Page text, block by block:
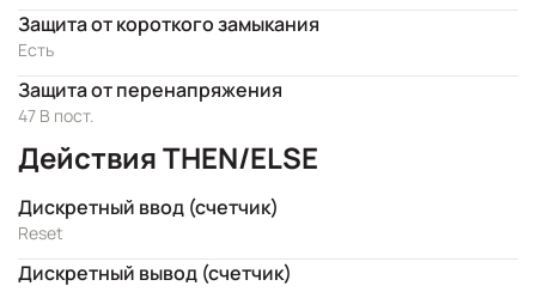
Защита от короткого замыкания
Есть
Защита от перенапряжения
47 В пост.
Действия THEN/ELSE
Дискретный ввод (счетчик)
Reset
Дискретный вывод (счетчик)